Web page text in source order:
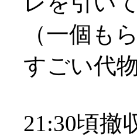
（一個も
すごい代
21:30頃撤